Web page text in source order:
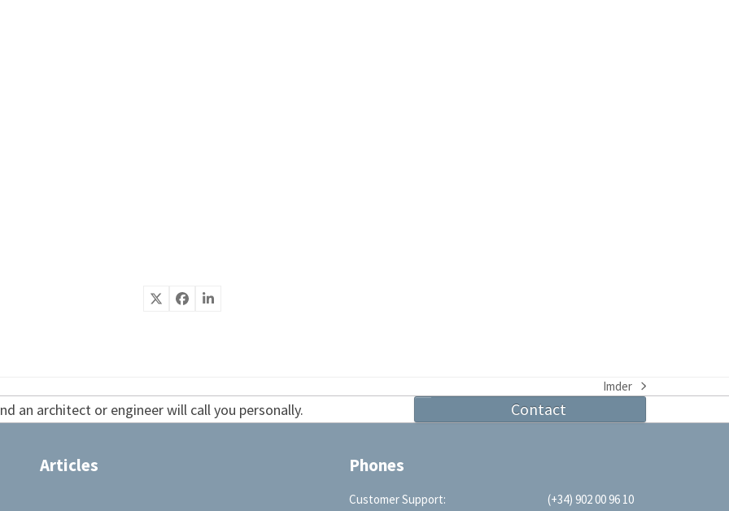
next
Imder
an architect or engineer will call you personally. Contact
Articles Phones
Customer Support:
(+34) 902 00 96 10